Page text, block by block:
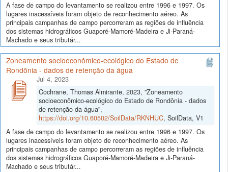
A fase de campo do levantamento se realizou entre 1996 e 1997. Os
lugares inacessíveis foram objeto de reconhecimento aéreo. As
principais campanhas de campo percorreram as regiões de influência
dos sistemas hidrográficos Guaporé-Mamoré-Madeira e Ji-Paraná-
Machado e seus tributár...
Zoneamento socioeconômico-ecológico do Estado de
Rondônia - dados de retenção da água
Jul 4, 2023
Cochrane, Thomas Almirante, 2023, "Zoneamento
socioeconômico-ecológico do Estado de Rondônia - dados
de retenção da água",
https://doi.org/10.60502/SoilData/RKNHUC, SoilData, V1
A fase de campo do levantamento se realizou entre 1996 e 1997. Os
lugares inacessíveis foram objeto de reconhecimento aéreo. As
principais campanhas de campo percorreram as regiões de influência
dos sistemas hidrográficos Guaporé-Mamoré-Madeira e Ji-Paraná-
Machado e seus tributár...